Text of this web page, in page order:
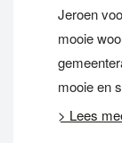
Jeroen
mooie
mooie en
> Lees